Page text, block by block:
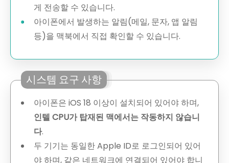
게 전송할 수 있습니다.
아이폰에서 발생하는 알림(메일, 문자, 앱 알림
등)을 맥북에서 직접 확인할 수 있습니다.
시스템 요구 사항
아이폰은 iOS 18 이상이 설치되어 있어야 하며,
인텔 CPU가 탑재된 맥에서는 작동하지 않습니
다.
두 기기는 동일한 Apple ID로 로그인되어 있어
야 하며, 같은 네트워크에 연결되어 있어야 합니